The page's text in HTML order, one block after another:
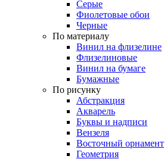
Серые
Фиолетовые обои
Черные
По материалу
Винил на флизелине
Флизелиновые
Винил на бумаге
Бумажные
По рисунку
Абстракция
Акварель
Буквы и надписи
Вензеля
Восточный орнамент
Геометрия